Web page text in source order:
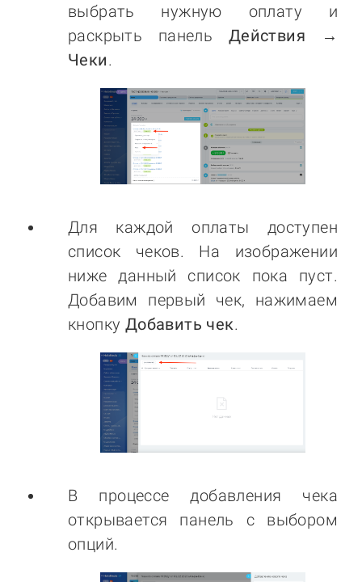
выбрать нужную оплату и
раскрыть панель Действия →
Чеки.
Для каждой оплаты доступен
список чеков. На изображении
ниже данный список пока пуст.
Добавим первый чек, нажимаем
кнопку Добавить чек.
В процессе добавления чека
открывается панель с выбором
опций.